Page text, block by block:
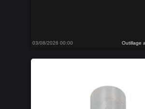
03/08/2026 00:00 Outillage